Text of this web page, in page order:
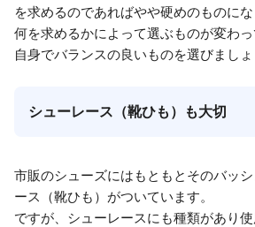
を求めるのであればやや硬めのものに
何を求めるかによって選ぶものが変わ
自身でバランスの良いものを選びましょ
シューレース（靴ひも）も大切
市販のシューズにはもともとそのバッ
ース（靴ひも）がついています。
ですが、シューレースにも種類があり